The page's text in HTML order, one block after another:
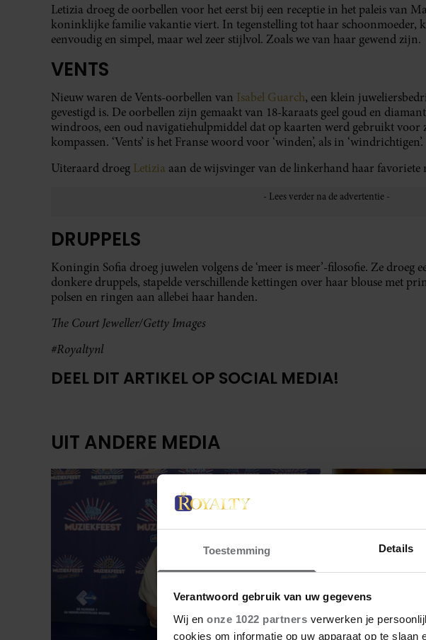
Toestemming Details
Verantwoord gebruik van uw gegevens
Wij en onze 1022 partners verwerken je
cookies om informatie op uw apparaat op te slaan
Letizia droeg de oorbellen voor het eerst bij een receptie in het paleis van
koninklijke familie vakantie viert. In tegenstelling tot haar schoonmoeder,
eenvoudig en simpel, maar wel zeer stijlvol. Zoals we van haar gewend zijn.
VENTS
Nieuw waren de Vents-oorbellen van Isabel Guarch, een klein
gevestigd is. De oorbellen zijn gemaakt van 18-karaats geel goud en
windroos, een oud navigatiehulpmiddel dat op kaarten werd gebruikt voor
kompassen. ‘Vents’ is het Franse woord voor ‘winden’, als in ‘windrichtigen’.
Uiteraard droeg Letizia aan de wijsvinger van de linkerhand haar
DRUPPELS
Koningin Sofia droeg juwelen volgens de ‘meer is meer’-filosofie. Ze droeg
donkere druppels, stapelde verschillende kettingen over haar blouse met
polsen en ringen aan allebei haar handen.
The Court Jeweller/Getty Images
#Royaltynl
DEEL DIT ARTIKEL OP SOCIAL MEDIA!
UIT ANDERE MEDIA